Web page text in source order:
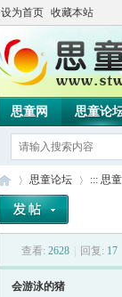
设为首页 收藏本站
思童网 思童论
思童论坛 ::: 思
查看: 2628 回复: 17
会游泳的猪